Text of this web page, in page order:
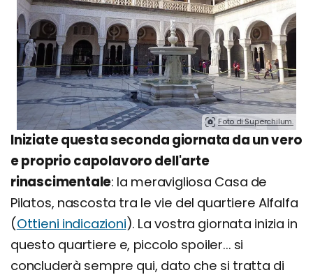
Foto di Superchilum.
Iniziate questa seconda giornata da un vero
e proprio capolavoro dell'arte
rinascimentale: la meravigliosa Casa de
Pilatos, nascosta tra le vie del quartiere Alfalfa
(Ottieni indicazioni). La vostra giornata inizia in
questo quartiere e, piccolo spoiler... si
concluderà sempre qui, dato che si tratta di